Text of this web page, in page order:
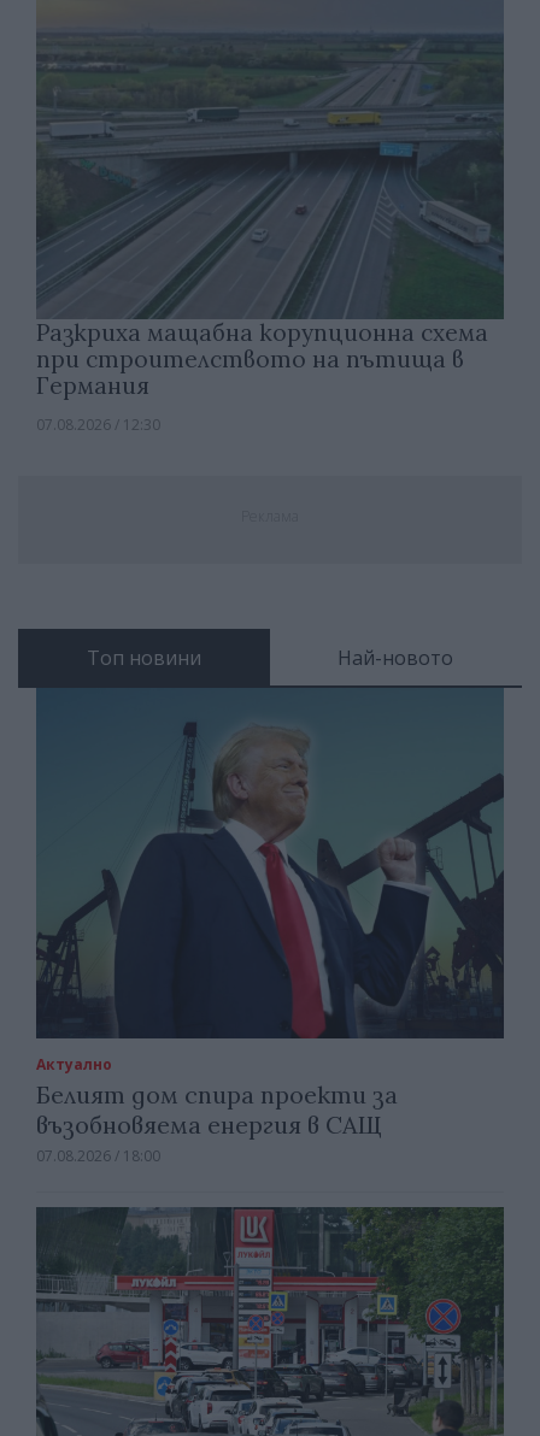
Разкриха мащабна корупционна схема
при строителството на пътища в
Германия
07.08.2026 / 12:30
Топ новини Най-новото
Актуално
Белият дом спира проекти за
възобновяема енергия в САЩ
07.08.2026 / 18:00